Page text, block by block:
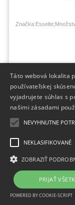
AKCIA
Táto webová lokalita
používateľskej
vyjadrujete súhlas s
našimi zásadami
NEVYHNUTNE
NEKLASIFIKOVANÉ
ZOBRAZIŤ
PRIJAŤ
POWERED BY COOKIE-SCRIPT